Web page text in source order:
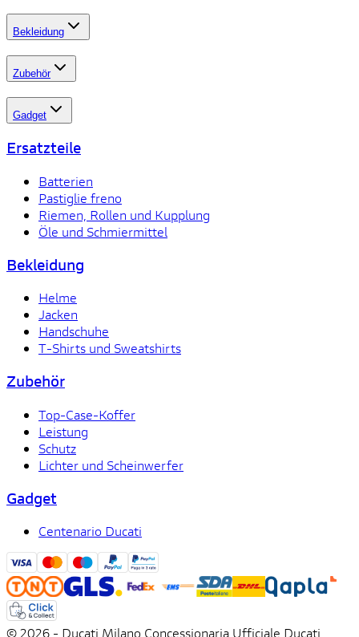
Bekleidung
Zubehör
Gadget
Ersatzteile
Batterien
Pastiglie freno
Riemen, Rollen und Kupplung
Öle und Schmiermittel
Bekleidung
Helme
Jacken
Handschuhe
T-Shirts und Sweatshirts
Zubehör
Top-Case-Koffer
Leistung
Schutz
Lichter und Scheinwerfer
Gadget
Centenario Ducati
© 2026 - Ducati Milano Concessionaria Ufficiale Ducati